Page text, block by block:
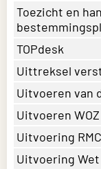
Toezicht en
TOPdesk
Uittreksel
Uitvoeren van
Uitvoeren WOZ
Uitvoering
Uitvoering